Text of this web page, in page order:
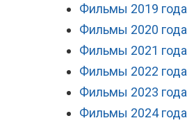
Фильмы 2019 года
Фильмы 2020 года
Фильмы 2021 года
Фильмы 2022 года
Фильмы 2023 года
Фильмы 2024 года